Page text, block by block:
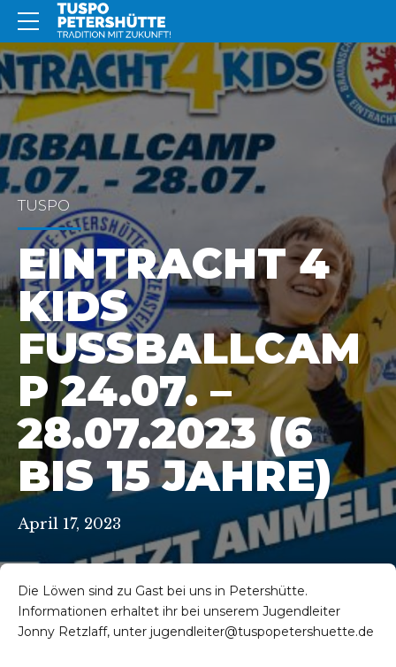
TUSPO
EINTRACHT 4
KIDS
FUSSBALLCAMP
24.07. – 2
8.07.2023 (6 B
IS 15 JAHRE)
April 17, 2023
Die Löwen sind zu Gast bei uns in Petershütte.
Informationen erhaltet ihr bei unserem Jugendleiter
Jonny Retzlaff, unter jugendleiter@tuspopetershuette.de